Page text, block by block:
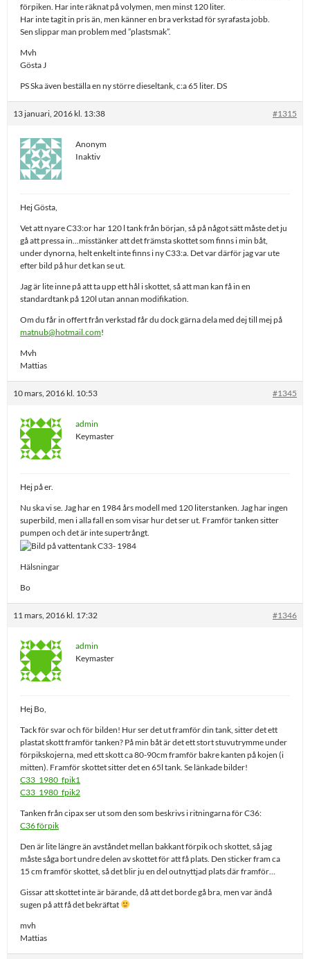
förpiken. Har inte räknat på volymen, men minst 120 liter.
Har inte tagit in pris än, men känner en bra verkstad för syrafasta jobb.
Sen slippar man problem med ”plastsmak”.
Mvh
Gösta J
PS Ska även beställa en ny större dieseltank, c:a 65 liter. DS
13 januari, 2016 kl. 13:38 #1315
Anonym
Inaktiv
Hej Gösta,
Vet att nyare C33:or har 120 l tank från början, så på något sätt måste det ju
gå att pressa in…misstänker att det främsta skottet som finns i min båt,
under dynorna, helt enkelt inte finns i ny C33:a. Det var därför jag var ute
efter bild på hur det kan se ut.
Jag är lite inne på att ta upp ett hål i skottet, så att man kan få in en
standardtank på 120l utan annan modifikation.
Om du får in offert från verkstad får du dock gärna dela med dej till mej på
matnub@hotmail.com!
Mvh
Mattias
10 mars, 2016 kl. 10:53 #1345
admin
Keymaster
Hej på er.
Nu ska vi se. Jag har en 1984 års modell med 120 literstanken. Jag har ingen
superbild, men i alla fall en som visar hur det ser ut. Framför tanken sitter
pumpen och det är inte supertrångt.
Hälsningar
Bo
11 mars, 2016 kl. 17:32 #1346
admin
Keymaster
Hej Bo,
Tack för svar och för bilden! Hur ser det ut framför din tank, sitter det ett
plastat skott framför tanken? På min båt är det ett stort stuvutrymme under
förpikskojerna, med ett skott ca 80-90cm framför bakre kanten på kojen (i
mitten). Framför skottet sitter det en 65l tank. Se länkade bilder!
C33_1980_fpik1
C33_1980_fpik2
Tanken från cipax ser ut som den som beskrivs i ritningarna för C36:
C36 förpik
Den är lite längre än avståndet mellan bakkant förpik och skottet, så jag
måste såga bort undre delen av skottet för att få plats. Den sticker fram ca
15 cm framför skottet, så det blir ju en del outnyttjad plats där framför…
Gissar att skottet inte är bärande, då att det borde gå bra, men var ändå
sugen på att få det bekräftat
mvh
Mattias